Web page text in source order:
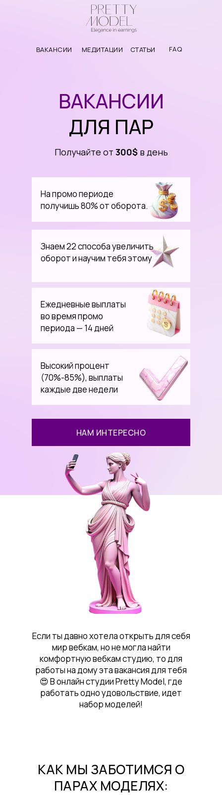
ВАКАНСИИ МЕДИТАЦИИ СТАТЬИ FAQ
На промо периоде
получишь 80% от оборота.
Высокий процент
(70%-85%), выплаты
каждые две недели
Знаем 22 способа увеличить
оборот и научим тебя этому
Получайте от 300$ в день
НАМ ИНТЕРЕСНО
ВАКАНСИИ
ДЛЯ ПАР
Ежедневные выплаты
во время промо
периода — 14 дней
Если ты давно хотела открыть для себя
мир вебкам, но не могла найти
комфортную вебкам студию, то для
работы на дому эта вакансия для тебя
😍 В онлайн студии Pretty Model, где
работать одно удовольствие, идет
набор моделей!
КАК МЫ ЗАБОТИМСЯ О
ПАРАХ МОДЕЛЯХ: